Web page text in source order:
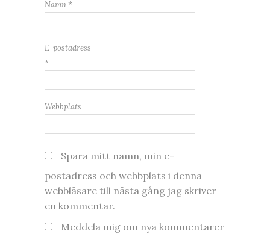
Namn *
E-postadress
*
Webbplats
Spara mitt namn, min e-
postadress och webbplats i denna
webbläsare till nästa gång jag skriver
en kommentar.
Meddela mig om nya kommentarer